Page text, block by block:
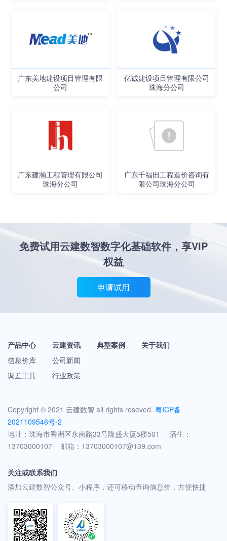
广东美地建设项目管理有限
公司
亿诚建设项目管理有限公司
珠海分公司
广东建瀚工程管理有限公司
珠海分公司
广东千福田工程造价咨询有
限公司珠海分公司
免费试用云建数智数字化基础软件，享VIP
权益
申请试用
产品中心
信息价库
调差工具
云建资讯
公司新闻
行业政策
典型案例 关于我们
Copyright © 2021 云建数智 all rights reseved. 粤ICP备
2021109546号-2
地址：珠海市香洲区永南路33号隆盛大厦5楼501 潘生：
13703000107 邮箱：13703000107@139.com
关注或联系我们
添加云建数智公众号、小程序，还可移动查询信息价，方便快捷